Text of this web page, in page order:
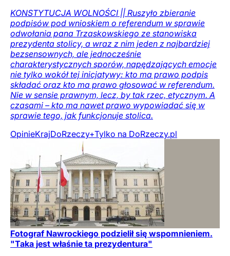
KONSTYTUCJA WOLNOŚCI || Ruszyło zbieranie
podpisów pod wnioskiem o referendum w sprawie
odwołania pana Trzaskowskiego ze stanowiska
prezydenta stolicy, a wraz z nim jeden z najbardziej
bezsensownych, ale jednocześnie
charakterystycznych sporów, napędzających emocje
nie tylko wokół tej inicjatywy: kto ma prawo podpis
składać oraz kto ma prawo głosować w referendum.
Nie w sensie prawnym, lecz, by tak rzec, etycznym. A
czasami – kto ma nawet prawo wypowiadać się w
sprawie tego, jak funkcjonuje stolica.
OpinieKrajDoRzeczy+Tylko na DoRzeczy.pl
Fotograf Nawrockiego podzielił się wspomnieniem.
"Taka jest właśnie ta prezydentura"